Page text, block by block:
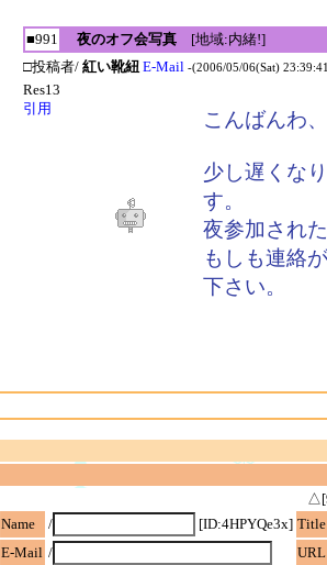
■991 夜のオフ会写真[地域:内緒!]
□投稿者/ 紅い靴紐 E-Mail -(2006/05/06(Sat)
Res13
引用
こんばんわ
少し遅くな
す。
夜参加され
もしも連絡
下さい。
Name
/ [ID:4HPYQe3x] Title
E-Mail /
URL